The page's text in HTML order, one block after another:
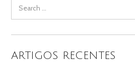
for:
ARTIGOS RECENTES